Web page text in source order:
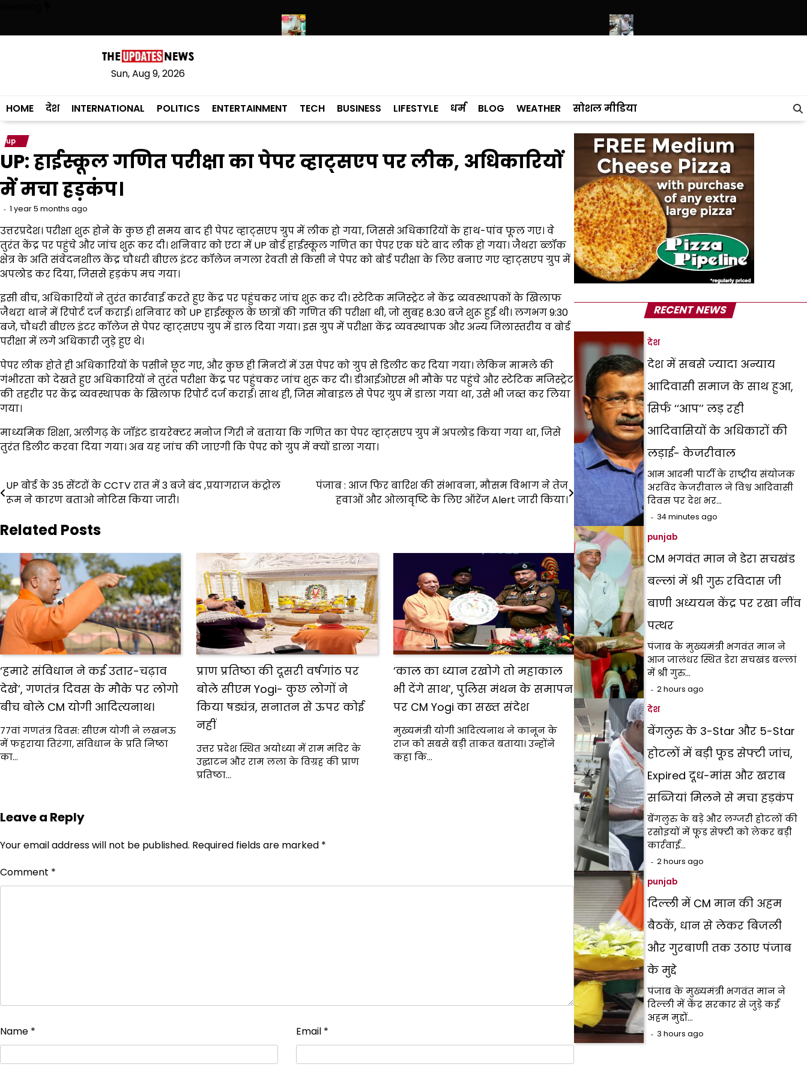
content
हुआ, सिर्फ ‘‘आप’’ लड़ रही आदिवासियों के अधिकारों की लड़ाई- केजरीवाल
Sun, Aug 9, 2026
HOME देश INTERNATIONAL POLITICS ENTERTAINMENT TECH BUSINESS LIFESTYLE धर्म BLOG WEATHER सोशल मीडिया
up
UP: हाईस्कूल गणित परीक्षा का पेपर व्हाट्सएप पर लीक, अधिकारियों
में मचा हड़कंप।
1 year 5 months ago
उत्तरप्रदेश। परीक्षा शुरू होने के कुछ ही समय बाद ही पेपर व्हाट्सएप ग्रुप में लीक हो गया, जिससे अधिकारियों के हाथ-पांव फूल गए। वे
तुरंत केंद्र पर पहुंचे और जांच शुरू कर दी। शनिवार को एटा में UP बोर्ड हाईस्कूल गणित का पेपर एक घंटे बाद लीक हो गया। जैथरा ब्लॉक
क्षेत्र के अति संवेदनशील केंद्र चौधरी बीएल इंटर कॉलेज नगला रेवती से किसी ने पेपर को बोर्ड परीक्षा के लिए बनाए गए व्हाट्सएप ग्रुप में
अपलोड कर दिया, जिससे हड़कंप मच गया।
इसी बीच, अधिकारियों ने तुरंत कार्रवाई करते हुए केंद्र पर पहुंचकर जांच शुरू कर दी। स्टेटिक मजिस्ट्रेट ने केंद्र व्यवस्थापकों के खिलाफ
जैथरा थाने में रिपोर्ट दर्ज कराई। शनिवार को UP हाईस्कूल के छात्रों की गणित की परीक्षा थी, जो सुबह 8:30 बजे शुरू हुई थी। लगभग 9:30
बजे, चौधरी बीएल इंटर कॉलेज से पेपर व्हाट्सएप ग्रुप में डाल दिया गया। इस ग्रुप में परीक्षा केंद्र व्यवस्थापक और अन्य जिलास्तरीय व बोर्ड
परीक्षा में लगे अधिकारी जुड़े हुए थे।
पेपर लीक होते ही अधिकारियों के पसीने छूट गए, और कुछ ही मिनटों में उस पेपर को ग्रुप से डिलीट कर दिया गया। लेकिन मामले की
गंभीरता को देखते हुए अधिकारियों ने तुरंत परीक्षा केंद्र पर पहुंचकर जांच शुरू कर दी। डीआईओएस भी मौके पर पहुंचे और स्टेटिक मजिस्ट्रेट
की तहरीर पर केंद्र व्यवस्थापक के खिलाफ रिपोर्ट दर्ज कराई। साथ ही, जिस मोबाइल से पेपर ग्रुप में डाला गया था, उसे भी जब्त कर लिया
गया।
माध्यमिक शिक्षा, अलीगढ़ के जॉइंट डायरेक्टर मनोज गिरी ने बताया कि गणित का पेपर व्हाट्सएप ग्रुप में अपलोड किया गया था, जिसे
तुरंत डिलीट करवा दिया गया। अब यह जांच की जाएगी कि पेपर को ग्रुप में क्यों डाला गया।
Post
navigation
UP बोर्ड के 35 सेंटरों के CCTV रात में 3 बजे बंद ,प्रयागराज कंट्रोल
रूम ने कारण बताओ नोटिस किया जारी।
पंजाब : आज फिर बारिश की संभावना, मौसम विभाग ने तेज
हवाओं और ओलावृष्टि के लिए ऑरेंज Alert जारी किया।
Related Posts
‘हमारे संविधान ने कई उतार-चढ़ाव
देखे’, गणतंत्र दिवस के मौके पर लोगो
बीच बोले CM योगी आदित्यनाथ।
77वां गणतंत्र दिवस: सीएम योगी ने लखनऊ
में फहराया तिरंगा, संविधान के प्रति निष्ठा
का…
प्राण प्रतिष्ठा की दूसरी वर्षगांठ पर
बोले सीएम Yogi- कुछ लोगों ने
किया षड्यंत्र, सनातन से ऊपर कोई
नहीं
उत्तर प्रदेश स्थित अयोध्या में राम मंदिर के
उद्घाटन और राम लला के विग्रह की प्राण
प्रतिष्ठा…
‘काल का ध्यान रखोगे तो महाकाल
भी देंगे साथ’, पुलिस मंथन के समापन
पर CM Yogi का सख्त संदेश
मुख्यमंत्री योगी आदित्यनाथ ने कानून के
राज को सबसे बड़ी ताकत बताया। उन्होंने
कहा कि…
Leave a Reply
Your email address will not be published. Required fields are marked *
Comment *
Name * Email *
RECENT NEWS
देश
देश में सबसे ज्यादा अन्याय
आदिवासी समाज के साथ हुआ,
सिर्फ ‘‘आप’’ लड़ रही
आदिवासियों के अधिकारों की
लड़ाई- केजरीवाल
आम आदमी पार्टी के राष्ट्रीय संयोजक
अरविंद केजरीवाल ने विश्व आदिवासी
दिवस पर देश भर…
34 minutes ago
punjab
CM भगवंत मान ने डेरा सचखंड
बल्लां में श्री गुरु रविदास जी
बाणी अध्ययन केंद्र पर रखा नींव
पत्थर
पंजाब के मुख्यमंत्री भगवंत मान ने
आज जालंधर स्थित डेरा सचखंड बल्लां
में श्री गुरु…
2 hours ago
देश
बेंगलुरु के 3-Star और 5-Star
होटलों में बड़ी फूड सेफ्टी जांच,
Expired दूध-मांस और खराब
सब्जियां मिलने से मचा हड़कंप
बेंगलुरु के बड़े और लग्जरी होटलों की
रसोइयों में फूड सेफ्टी को लेकर बड़ी
कार्रवाई…
2 hours ago
punjab
दिल्ली में CM मान की अहम
बैठकें, धान से लेकर बिजली
और गुरबाणी तक उठाए पंजाब
के मुद्दे
पंजाब के मुख्यमंत्री भगवंत मान ने
दिल्ली में केंद्र सरकार से जुड़े कई
अहम मुद्दों…
3 hours ago